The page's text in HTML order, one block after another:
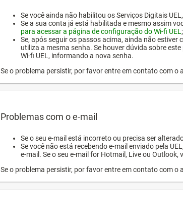
Se você ainda não habilitou os Serviços Digitais
Se a sua conta já está habilitada e mesmo assim
para acessar a página de configuração do Wi-fi UEL ;
Se, após seguir os passos acima, ainda não estiver
utiliza a mesma senha. Se houver dúvida sobre
Wi-fi UEL, informando a nova senha.
Se o problema persistir, por favor entre em contato com o
Problemas com o e-mail
Se o seu e-mail está incorreto ou precisa ser
Se você não está recebendo e-mail enviado pela
e-mail. Se o seu e-mail for Hotmail, Live ou Outlook,
Se o problema persistir, por favor entre em contato com o